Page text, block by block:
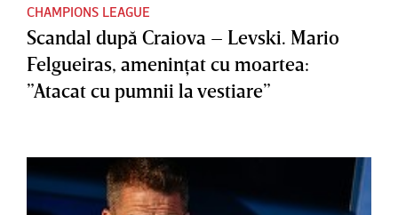
CHAMPIONS LEAGUE
Scandal după Craiova – Levski. Mario
Felgueiras, ameninţat cu moartea:
”Atacat cu pumnii la vestiare”